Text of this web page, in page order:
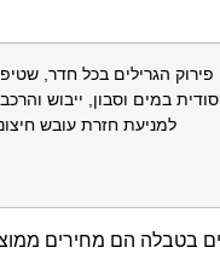
פירוק הגרילים בכל חדר,
במים וסבון, ייבוש
למניעת חזרת עובש
בטבלה הם מחירים